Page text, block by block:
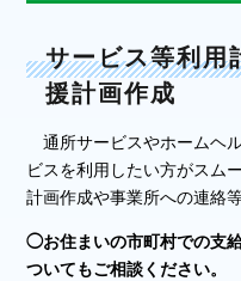
サービス等利用
援計画作成
通所サービスやホームヘ
ビスを利用したい方がスム
計画作成や事業所への連絡
◯お住まいの市町村での支
ついてもご相談ください。